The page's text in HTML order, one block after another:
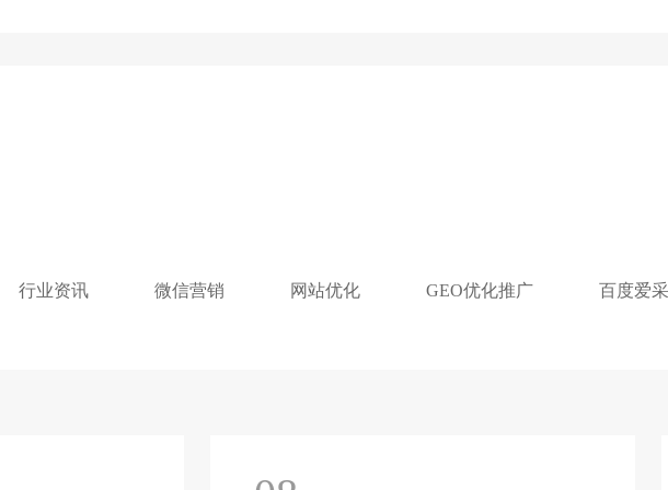
行业资讯 微信营销 网站优化 GEO优化推广 百度爱